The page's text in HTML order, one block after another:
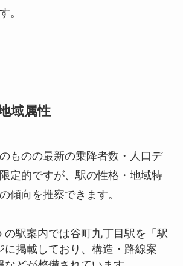
。
域属性
ものの最新の乗降者数・人口デ
定的ですが、駅の性格・地域特
傾向を推察できます。
の駅案内では谷町九丁目駅を「駅
に掲載しており、構造・路線案